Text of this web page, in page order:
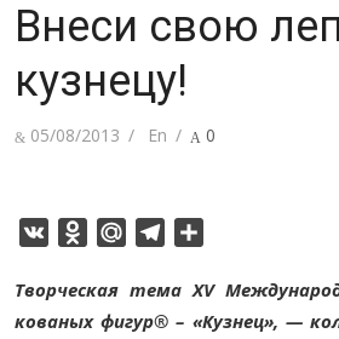
Внеси свою
кузнецу!
Опубликовано
05/08/2013 Автор
En 0
VK Odnoklassniki
Mail.RuTelegram
Творческая тема XV
кованых фигур® – «Кузнец», —